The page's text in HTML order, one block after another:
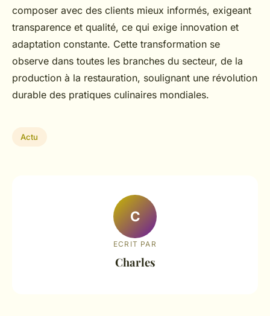
composer avec des clients mieux informés, exigeant
transparence et qualité, ce qui exige innovation et
adaptation constante. Cette transformation se
observe dans toutes les branches du secteur, de la
production à la restauration, soulignant une révolution
durable des pratiques culinaires mondiales.
Actu
C
ECRIT PAR
Charles